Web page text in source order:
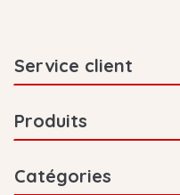
Service client
Produits
Catégories